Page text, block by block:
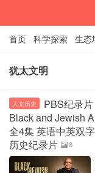
首页 科学探索 生态
经典纪录
犹太文明
人文历史
PBS纪录
Black and Jewish
全4集 英语中英双
历史纪录片
8